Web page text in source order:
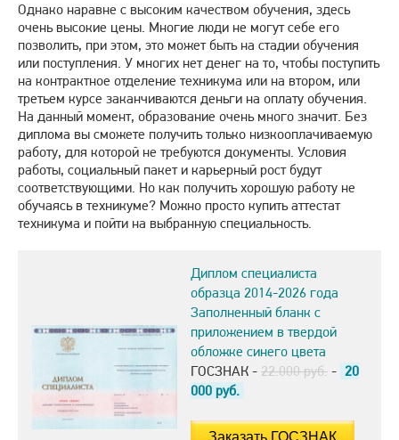
Однако наравне с высоким качеством обучения, здесь
очень высокие цены. Многие люди не могут себе его
позволить, при этом, это может быть на стадии обучения
или поступления. У многих нет денег на то, чтобы поступить
на контрактное отделение техникума или на втором, или
третьем курсе заканчиваются деньги на оплату обучения.
На данный момент, образование очень много значит. Без
диплома вы сможете получить только низкооплачиваемую
работу, для которой не требуются документы. Условия
работы, социальный пакет и карьерный рост будут
соответствующими. Но как получить хорошую работу не
обучаясь в техникуме? Можно просто купить аттестат
техникума и пойти на выбранную специальность.
Диплом специалиста
образца 2014-2026 года
Заполненный бланк с
приложением в твердой
обложке синего цвета
ГОСЗНАК - 22.000 руб. - 20
000 руб.